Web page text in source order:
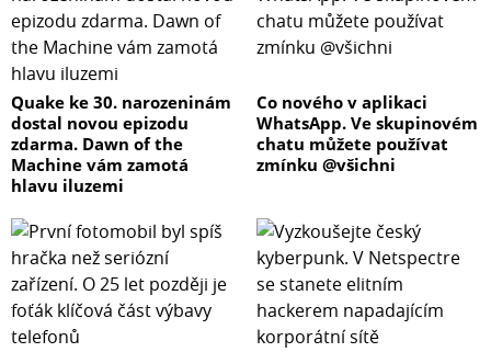
Quake ke 30. narozeninám
dostal novou epizodu
zdarma. Dawn of the
Machine vám zamotá
hlavu iluzemi
Co nového v aplikaci
WhatsApp. Ve skupinovém
chatu můžete používat
zmínku @všichni